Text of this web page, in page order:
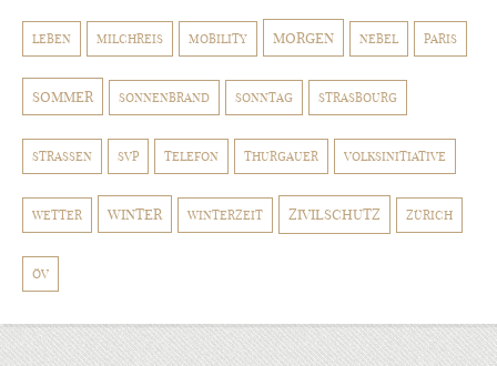
LEBEN MILCHREIS MOBILITY MORGEN NEBEL PARIS
SOMMER SONNENBRAND SONNTAG STRASBOURG
STRASSEN SVP TELEFON THURGAUER VOLKSINITIATIVE
WETTER WINTER WINTERZEIT ZIVILSCHUTZ ZÜRICH
ÖV